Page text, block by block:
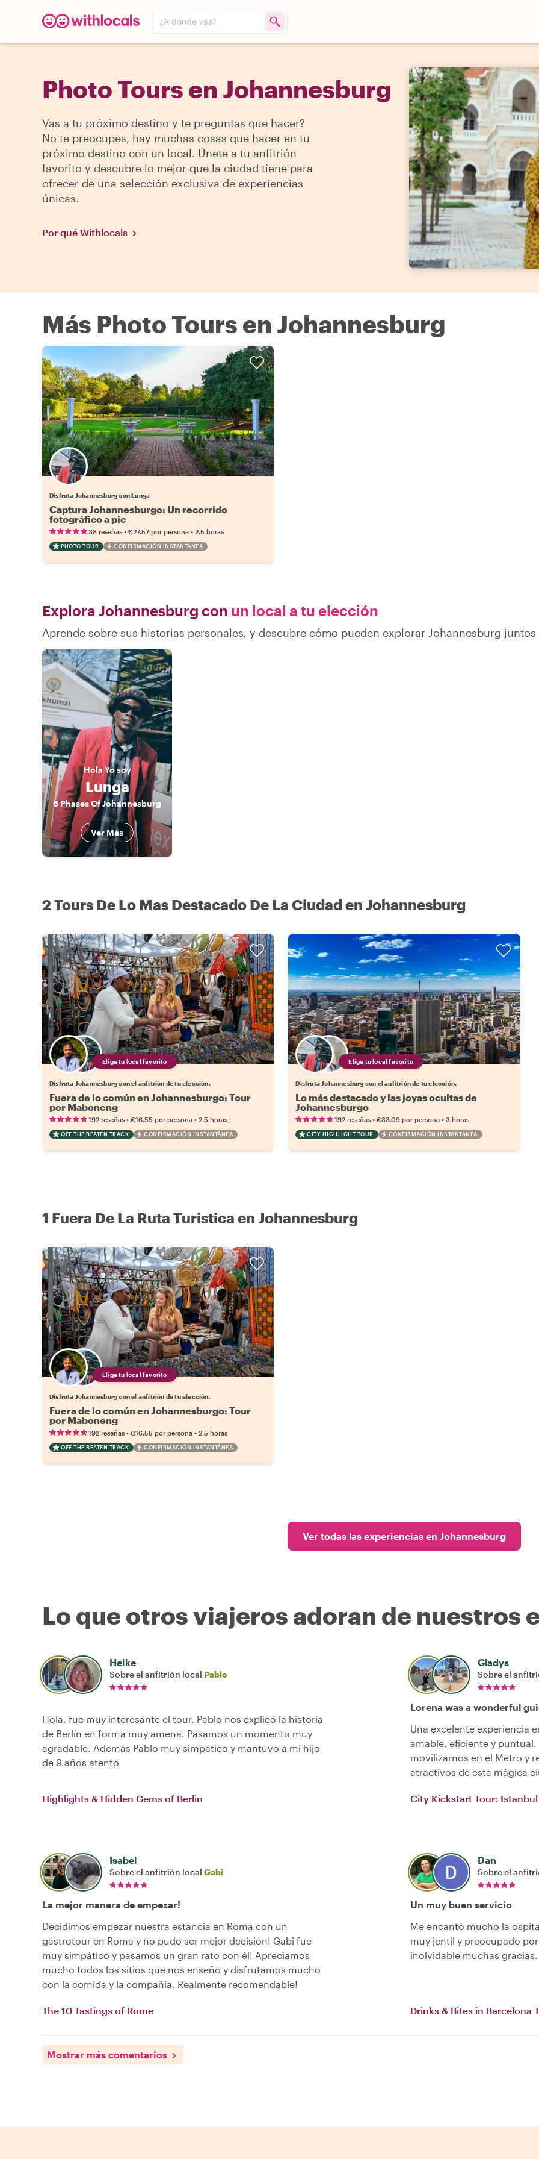
¿A dónde vas?
Photo Tours en Johannesburg
Vas a tu próximo destino y te preguntas que hacer?
No te preocupes, hay muchas cosas que hacer en tu
próximo destino con un local. Únete a tu anfitrión
favorito y descubre lo mejor que la ciudad tiene para
ofrecer de una selección exclusiva de experiencias
únicas.
Por qué Withlocals
Más Photo Tours en Johannesburg
Disfruta Johannesburg con Lunga
Captura Johannesburgo: Un recorrido
fotográfico a pie
38 reseñas • €27.57 por persona • 2.5 horas
PHOTO TOUR CONFIRMACIÓN INSTANTÁNEA
Explora Johannesburg con un local a tu elección
Aprende sobre sus historias personales, y descubre cómo pueden explorar Johannesburg juntos
Hola Yo soy
Lunga
6 Phases Of Johannesburg
Ver Más
2 Tours De Lo Mas Destacado De La Ciudad en Johannesburg
Elige tu local favorito
Disfruta Johannesburg con el anfitrión de tu elección.
Fuera de lo común en Johannesburgo: Tour
por Maboneng
192 reseñas • €16.55 por persona • 2.5 horas
OFF THE BEATEN TRACK CONFIRMACIÓN INSTANTÁNEA
Elige tu local favorito
Disfruta Johannesburg con el anfitrión de tu elección.
Lo más destacado y las joyas ocultas de
Johannesburgo
192 reseñas •€33.09 por persona •3 horas
CITY HIGHLIGHT TOUR CONFIRMACIÓN INSTANTÁNEA
1 Fuera De La Ruta Turistica en Johannesburg
Elige tu local favorito
Disfruta Johannesburg con el anfitrión de tu elección.
Fuera de lo común en Johannesburgo: Tour
por Maboneng
192 reseñas • €16.55 por persona • 2.5 horas
OFF THE BEATEN TRACK CONFIRMACIÓN INSTANTÁNEA
Ver todas las experiencias en Johannesburg
Lo que otros viajeros adoran de nuestros
Heike
Sobre el anfitrión local Pablo
Hola, fue muy interesante el tour. Pablo nos explicó la historia
de Berlín en forma muy amena. Pasamos un momento muy
agradable. Además Pablo muy simpático y mantuvo a mi hijo
de 9 años atento
Highlights & Hidden Gems of Berlin
Gladys
Sobre el
Lorena was a wonderful
Una excelente experiencia
amable, eficiente y
movilizarnos en el Metro y
atractivos de esta mágica
City Kickstart Tour: Istanbul
Isabel
Sobre el anfitrión local Gabi
La mejor manera de empezar!
Decidimos empezar nuestra estancia en Roma con un
gastrotour en Roma y no pudo ser mejor decisión! Gabi fue
muy simpático y pasamos un gran rato con él! Apreciamos
mucho todos los sitios que nos enseño y disfrutamos mucho
con la comida y la compañía. Realmente recomendable!
The 10 Tastings of Rome
Dan
Sobre el
Un muy buen servicio
Me encantó mucho la
muy jentil y preocupado
inolvidable muchas gracias.
Drinks & Bites in Barcelona
Mostrar más comentarios